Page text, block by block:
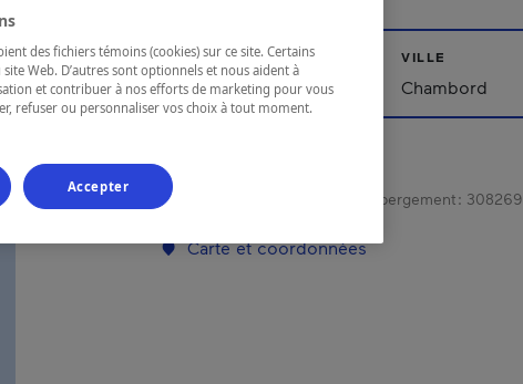
RÉGION
Saguenay—Lac-Saint-Jean
VILLE
Chambord
Numéro d’enregistrement d’hébergement : 308269
Carte et coordonnées
des fichiers témoins (cookies) sur ce site. Certains
Web. D’autres sont optionnels et nous aident à
et contribuer à nos efforts de marketing pour vous
refuser ou personnaliser vos choix à tout moment.
s'ouvrira dans une nouvelle fenêtre.
Accepter